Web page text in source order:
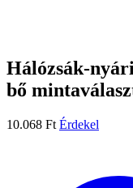
Hálózsák-
bő
10.068 Ft Érdekel